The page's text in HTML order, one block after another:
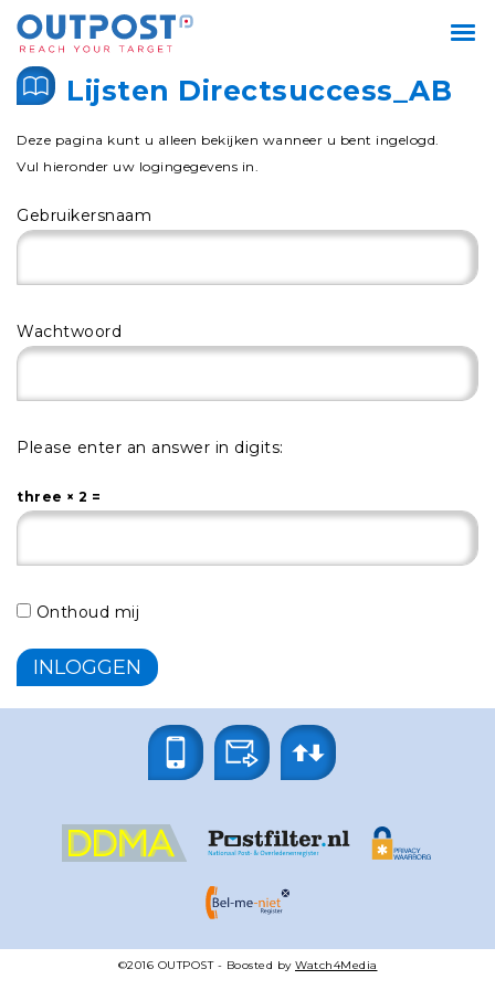
Lijsten Directsuccess_AB
Deze pagina kunt u alleen bekijken wanneer u bent ingelogd.
Vul hieronder uw logingegevens in.
Gebruikersnaam
Wachtwoord
Please enter an answer in digits:
three × 2 =
Onthoud mij
©2016 OUTPOST- Boosted by Watch4Media